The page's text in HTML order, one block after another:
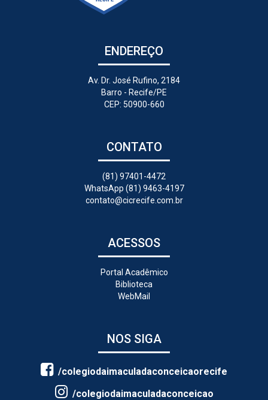
ENDEREÇO
Av. Dr. José Rufino, 2184
Barro - Recife/PE
CEP: 50900-660
CONTATO
(81) 97401-4472
WhatsApp (81) 9463-4197
contato@cicrecife.com.br
ACESSOS
Portal Acadêmico
Biblioteca
WebMail
NOS SIGA
/colegiodaimaculadaconceicaorecife
/colegiodaimaculadaconceicao